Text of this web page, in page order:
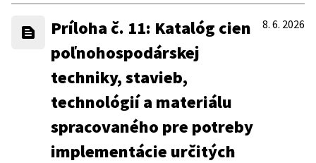
Príloha č. 11: Katalóg cien
poľnohospodárskej
techniky, stavieb,
technológií a materiálu
spracovaného pre potreby
implementácie určitých
8. 6. 2026